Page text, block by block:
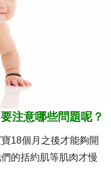
注意哪些問題呢？
18個月之後才能夠開
的括約肌等肌肉才慢